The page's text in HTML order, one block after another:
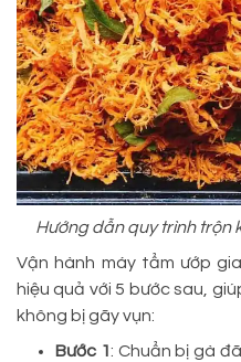
Hướng dẫn quy trình trộn
Vận hành máy tẩm ướp
hiệu quả với 5 bước sau,
không bị gãy vụn:
Bước 1: Chuẩn bị gà